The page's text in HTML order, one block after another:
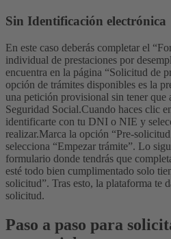
Sin Identificación electrónica
En este caso deberás completar el
individual de prestaciones por
encuentra en la página “Solicitud de
opción de trámites disponibles es la
una petición provisional sin tener que
Seguridad Social.Cuando haces clic
identificarte con tu DNI o NIE y
realizar.Marca la opción “Pre-
selecciona “Empezar trámite”. Lo
formulario donde tendrás que
esté todo bien cumplimentado solo
solicitud”. Tras esto, la plataforma te
solicitud.
Paso a paso para